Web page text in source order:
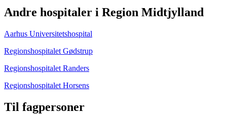
Andre hospitaler i Region Midtjylland
Aarhus Universitetshospital
Regionshospitalet Gødstrup
Regionshospitalet Randers
Regionshospitalet Horsens
Til fagpersoner